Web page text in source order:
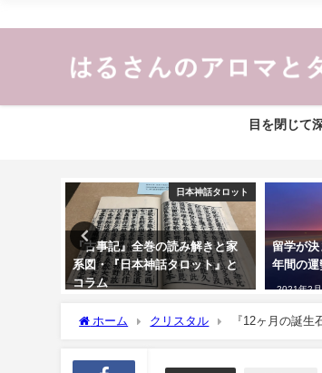
目を閉じて
日本神話タロット
『古事記』全巻の読み解きと家
系図・『日本神話タロット』と
コラム
留学が
年間の運
2021年2
ホーム クリスタル 『12ヶ月の誕